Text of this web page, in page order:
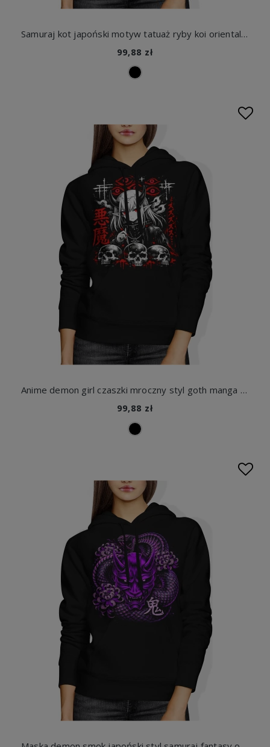
Samuraj kot japoński motyw tatuaż ryby koi orientalny art Damska bluza z kapturem
99,88 zł
Anime demon girl czaszki mroczny styl goth manga horror japoński klimat dark Damska bluza z kapturem
99,88 zł